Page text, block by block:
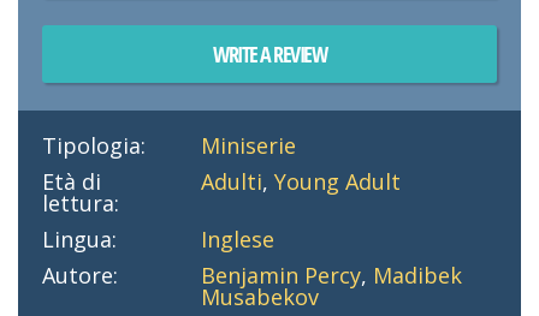
WRITE A REVIEW
Tipologia:
Miniserie
Età di
lettura:
Adulti,Young Adult
Lingua:
Inglese
Autore:
Benjamin Percy, Madibek
Musabekov